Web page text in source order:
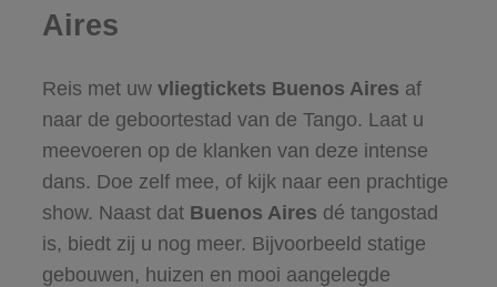
Aires
Reis met uw vliegtickets Buenos Aires af
naar de geboortestad van de Tango. Laat u
meevoeren op de klanken van deze intense
dans. Doe zelf mee, of kijk naar een prachtige
show. Naast dat Buenos Aires dé tangostad
is, biedt zij u nog meer. Bijvoorbeeld statige
gebouwen, huizen en mooi aangelegde